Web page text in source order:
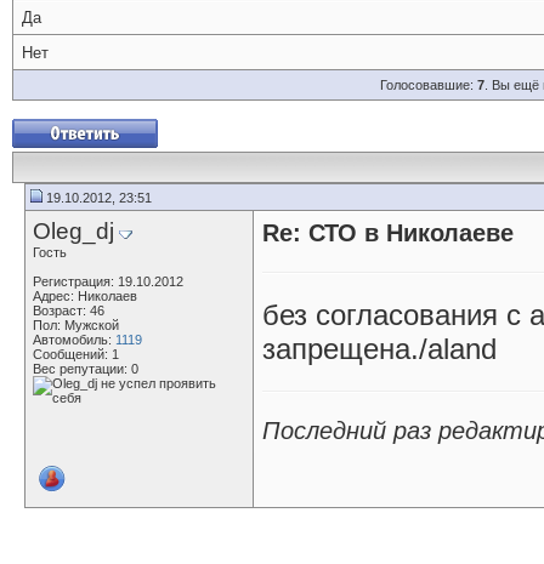
Да
Нет
Голосовавшие: 7 . Вы ещё
19.10.2012, 23:51
Oleg_dj
Гость
Регистрация: 19.10.2012
Адрес: Николаев
Возраст: 46
Пол: Мужской
Автомобиль: 1119
Сообщений: 1
Вес репутации: 0
Re: СТО в Николаеве
без согласования
запрещена./aland
Последний раз